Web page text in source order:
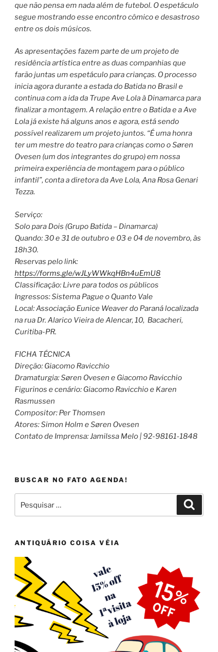
que não pensa em nada além de futebol. O espetáculo
segue mostrando esse encontro cômico e desastroso
entre os dois músicos.
As apresentações fazem parte de um projeto de
residência artística entre as duas companhias que
farão juntas um espetáculo para crianças. O processo
inicia agora durante a estada do Batida no Brasil e
continua com a ida da Trupe Ave Lola à Dinamarca para
finalizar a montagem. A relação entre o Batida e a Ave
Lola já existe há alguns anos e agora, está sendo
possível realizarem um projeto juntos. “É uma honra
ter um mestre do teatro para crianças como o Søren
Ovesen (um dos integrantes do grupo) em nossa
primeira experiência de montagem para o público
infantil”, conta a diretora da Ave Lola, Ana Rosa Genari
Tezza.
Serviço:
Solo para Dois (Grupo Batida – Dinamarca)
Quando: 30 e 31 de outubro e 03 e 04 de novembro, às
18h30.
Reservas pelo link:
https://forms.gle/wJLyWWkqHBn4uEmU8
Classificação: Livre para todos os públicos
Ingressos: Sistema Pague o Quanto Vale
Local: Associação Eunice Weaver do Paraná localizada
na rua Dr. Alarico Vieira de Alencar, 10, Bacacheri,
Curitiba-PR.
FICHA TÉCNICA
Direção: Giacomo Ravicchio
Dramaturgia: Søren Ovesen e Giacomo Ravicchio
Figurinos e cenário: Giacomo Ravicchio e Karen
Rasmussen
Compositor: Per Thomsen
Atores: Simon Holm e Søren Ovesen
Contato de Imprensa: Jamilssa Melo | 92-98161-1848
BUSCAR NO FATO AGENDA!
por:
ANTIQUÁRIO COISA VÉIA